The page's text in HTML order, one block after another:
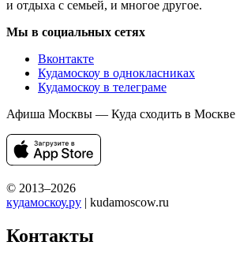
и отдыха с семьей, и многое другое.
Мы в социальных сетях
Вконтакте
Кудамоскоу в однокласниках
Кудамоскоу в телеграме
Афиша Москвы — Куда сходить в Москве
© 2013–2026
кудамоскоу.ру | kudamoscow.ru
Контакты